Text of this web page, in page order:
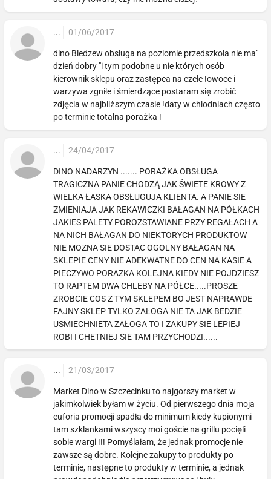
... 01/06/2017
dino Bledzew obsługa na poziomie przedszkola nie ma"
dzień dobry "i tym podobne u nie których osób
kierownik sklepu oraz zastępca na czele !owoce i
warzywa zgniłe i śmierdzące postaram się zrobić
zdjęcia w najbliższym czasie !daty w chłodniach często
po terminie totalna porażka !
... 24/04/2017
DINO NADARZYN ....... PORAŻKA OBSŁUGA
TRAGICZNA PANIE CHODZĄ JAK ŚWIETE KROWY Z
WIELKA ŁASKA OBSŁUGUJA KLIENTA. A PANIE SIE
ZMIENIAJA JAK REKAWICZKI BAŁAGAN NA PÓŁKACH
JAKIES PALETY POROZSTAWIANE PRZY REGAŁACH A
NA NICH BAŁAGAN DO NIEKTORYCH PRODUKTOW
NIE MOZNA SIE DOSTAC OGOLNY BAŁAGAN NA
SKLEPIE CENY NIE ADEKWATNE DO CEN NA KASIE A
PIECZYWO PORAZKA KOLEJNA KIEDY NIE POJDZIESZ
TO RAPTEM DWA CHLEBY NA PÓŁCE.....PROSZE
ZROBCIE COS Z TYM SKLEPEM BO JEST NAPRAWDE
FAJNY SKLEP TYLKO ZAŁOGA NIE TA JAK BEDZIE
USMIECHNIETA ZAŁOGA TO I ZAKUPY SIE LEPIEJ
ROBI I CHETNIEJ SIE TAM PRZYCHODZI......
... 21/03/2017
Market Dino w Szczecinku to najgorszy market w
jakimkolwiek byłam w życiu. Od pierwszego dnia moja
euforia promocji spadła do minimum kiedy kupionymi
tam szklankami wszyscy moi goście na grillu pocięli
sobie wargi !!! Pomyślałam, że jednak promocje nie
zawsze są dobre. Kolejne zakupy to produkty po
terminie, następne to produkty w terminie, a jednak